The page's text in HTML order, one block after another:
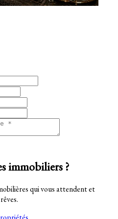
immobiliers ?
qui vous attendent et